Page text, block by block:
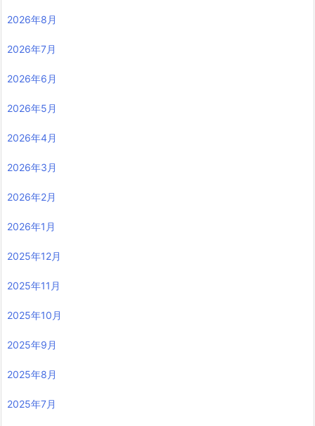
2026年8月
2026年7月
2026年6月
2026年5月
2026年4月
2026年3月
2026年2月
2026年1月
2025年12月
2025年11月
2025年10月
2025年9月
2025年8月
2025年7月